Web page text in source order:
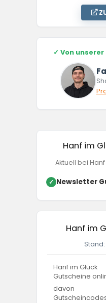
✓ Von
Hanf im
Aktuell bei
✓ Newsletter
Hanf im
Hanf im Glück
Gutscheine
davon